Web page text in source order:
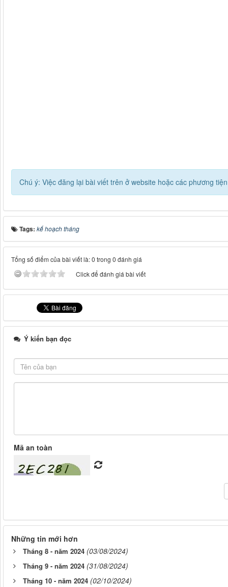
Chú ý: Việc đăng lại bài viết trên ở website hoặc các phương
Tags: kế hoạch tháng
Tổng số điểm của bài viết là: 0 trong 0 đánh giá
Click để đánh giá bài viết
Ý kiến bạn đọc
Mã an toàn
Những tin mới hơn
Tháng 8 - năm 2024 (03/08/2024)
Tháng 9 - năm 2024 (31/08/2024)
Tháng 10 - năm 2024 (02/10/2024)